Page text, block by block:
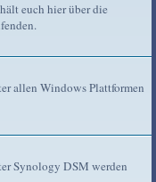
euch hier über die
allen Windows Plattformen
Synology DSM werden